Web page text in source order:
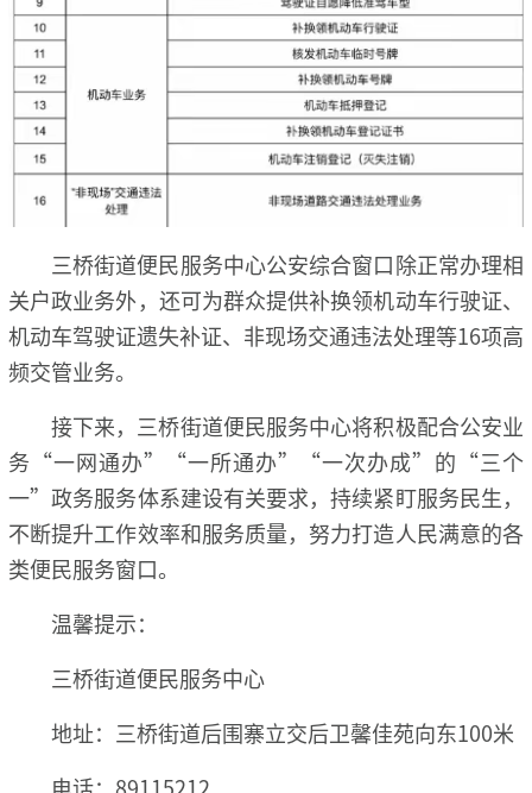
三桥街道便民服务中心公安综合窗口除正常办理相
关户政业务外，还可为群众提供补换领机动车行驶证、
机动车驾驶证遗失补证、非现场交通违法处理等16项高
频交管业务。
接下来，三桥街道便民服务中心将积极配合公安业
务“一网通办”“一所通办”“一次办成”的“三个
一”政务服务体系建设有关要求，持续紧盯服务民生，
不断提升工作效率和服务质量，努力打造人民满意的各
类便民服务窗口。
温馨提示：
三桥街道便民服务中心
地址：三桥街道后围寨立交后卫馨佳苑向东100米
电话：89115212